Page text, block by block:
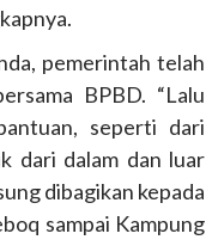
pemerintah telah
BPBD. “Lalu
seperti dari
dari dalam dan luar
dibagikan kepada
sampai Kampung